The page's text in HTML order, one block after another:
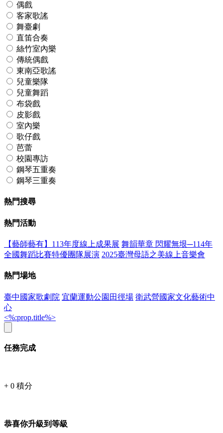
偶戲
客家歌謠
舞臺劇
直笛合奏
絲竹室內樂
傳統偶戲
東南亞歌謠
兒童樂隊
兒童舞蹈
布袋戲
皮影戲
室內樂
歌仔戲
芭蕾
校園專訪
鋼琴五重奏
鋼琴三重奏
熱門搜尋
熱門活動
【藝師藝有】113年度線上成果展 舞韻華章 閃耀無垠─114年
全國舞蹈比賽特優團隊展演 2025臺灣母語之美線上音樂會
熱門場地
臺中國家歌劇院 宜蘭運動公園田徑場 衛武營國家文化藝術中
心
<%:prop.title%>
任務完成
+ 0 積分
恭喜你升級到等級